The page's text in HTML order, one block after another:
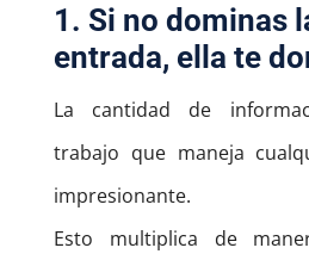
1. Si no dominas
entrada, ella te
La cantidad de
trabajo que maneja
impresionante.
Esto multiplica de